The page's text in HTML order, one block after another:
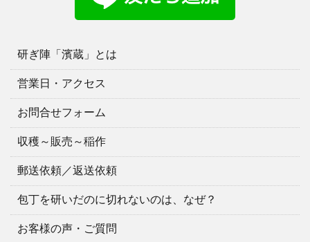
研ぎ陣「濱蔵」とは
営業日・アクセス
お問合せフォーム
収穫～販売～稲作
郵送依頼／返送依頼
包丁を研いだのに切れないのは、なぜ？
お客様の声・ご質問